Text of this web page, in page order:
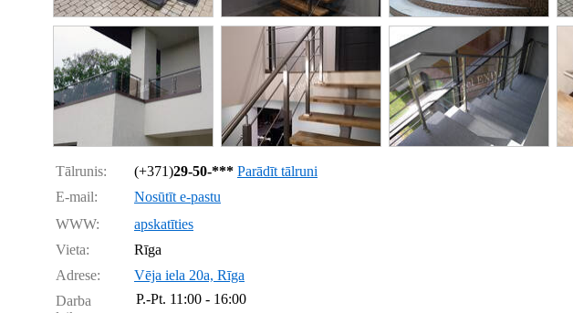
Tālrunis: (+371)29-50-*** Parādīt tālruni
E-mail: Nosūtīt e-pastu
WWW:
apskatīties
Vieta:
Rīga
Adrese:
Vēja iela 20a, Rīga
Darba
P.-Pt. 11:00 - 16:00